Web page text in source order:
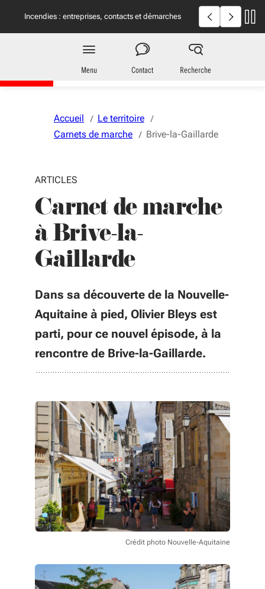
Incendies :
Région
Nouvelle-Aquitaine
Menu Contact Recherche
Accueil
Le territoire
Carnets de marche
Brive-la-Gaillarde
ARTICLES
Carnet de marche
à Brive-la-
Gaillarde
Dans sa découverte de la Nouvelle-
Aquitaine à pied, Olivier Bleys est
parti, pour ce nouvel épisode, à la
rencontre de Brive-la-Gaillarde.
Crédit photo Nouvelle-Aquitaine